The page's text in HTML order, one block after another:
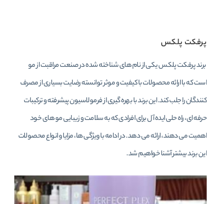
پرفکت پلکس
برند پرفکت پلکس یکی از نام‌ های شناخته‌ شده در صنعت مراقبت از مو
است که با ارائه محصولات با کیفیت و موثر توانسته رضایت بسیاری از مصرف‌
کنندگان را جلب کند. این برند با بهره‌ گیری از فرمولاسیون پیشرفته و ترکیبات
حرفه‌ ای، راه‌ حلی ایده‌ آل برای افرادی که به سلامت و زیبایی مو های خود
اهمیت می‌ دهند، ارائه می‌ دهد. در ادامه با ویژگی‌ ها، مزایا و انواع محصولات
این برند بیشتر آشنا خواهیم شد.